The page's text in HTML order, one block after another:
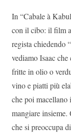
In “Cabale à
con il cibo: il film
regista chiedendo
vediamo Isaac
fritte in olio o
vino e piatti più
che poi
mangiare
che si preoccupa